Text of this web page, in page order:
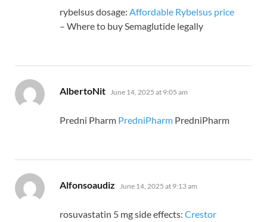
rybelsus dosage: Affordable Rybelsus price
– Where to buy Semaglutide legally
AlbertoNit says:
June 14, 2025 at 9:05 am
Predni Pharm PredniPharm PredniPharm
Alfonsoaudiz says:
June 14, 2025 at 9:13 am
rosuvastatin 5 mg side effects: Crestor